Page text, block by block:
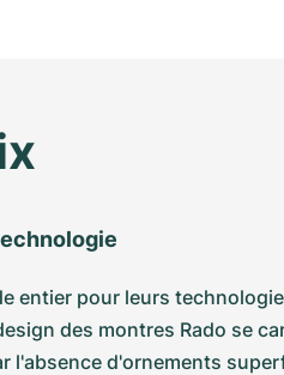
entier pour leurs
des montres Rado se
l'absence d'ornements